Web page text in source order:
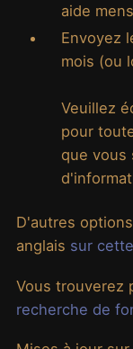
aide
Envoyez
mois (ou
Veuillez
pour
que vous
D'autres
anglais sur
Vous trouverez
recherche de